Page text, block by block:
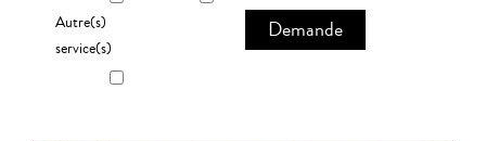
Autre(s)
service(s)
Demande